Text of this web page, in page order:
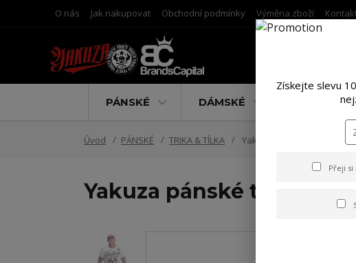
O nás Jak nakupovat Obchodní podmínky Výměna zboží
PÁNSKÉ DÁMSKÉ
Úvod PÁNSKÉ TRIKA & TÍLKA Yakuza pánské tričko
Yakuza pánské tričko
Získejte slevu
Přeji